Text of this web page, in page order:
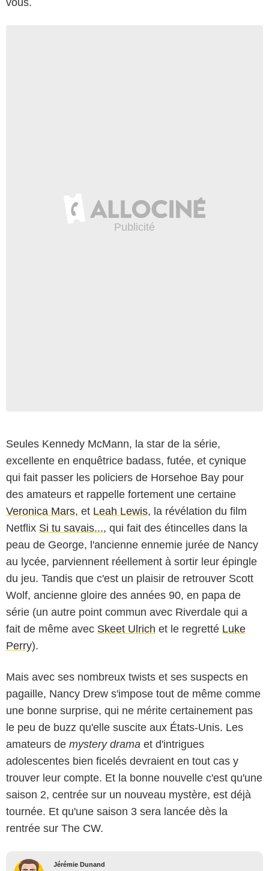
Seules Kennedy McMann, la star de la série,
excellente en enquêtrice badass, futée, et cynique
qui fait passer les policiers de Horsehoe Bay pour
des amateurs et rappelle fortement une certaine
Veronica Mars, et Leah Lewis, la révélation du film
Netflix Si tu savais..., qui fait des étincelles dans la
peau de George, l'ancienne ennemie jurée de Nancy
au lycée, parviennent réellement à sortir leur épingle
du jeu. Tandis que c'est un plaisir de retrouver Scott
Wolf, ancienne gloire des années 90, en papa de
série (un autre point commun avec Riverdale qui a
fait de même avec Skeet Ulrich et le regretté Luke
Perry).
Mais avec ses nombreux twists et ses suspects en
pagaille, Nancy Drew s'impose tout de même comme
une bonne surprise, qui ne mérite certainement pas
le peu de buzz qu'elle suscite aux États-Unis. Les
amateurs de mystery drama et d'intrigues
adolescentes bien ficelés devraient en tout cas y
trouver leur compte. Et la bonne nouvelle c'est qu'une
saison 2, centrée sur un nouveau mystère, est déjà
tournée. Et qu'une saison 3 sera lancée dès la
rentrée sur The CW.
Jérémie Dunand